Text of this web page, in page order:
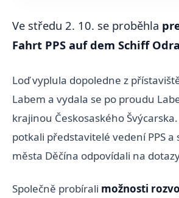
Ve středu 2. 10. se proběhla
Fahrt PPS auf dem Schiff Odra
Loď vyplula dopoledne z
Labem a vydala se po proudu
krajinou Českosaského
potkali představitelé vedení PPS a
města Děčína odpovídali na
Společně probírali možnosti